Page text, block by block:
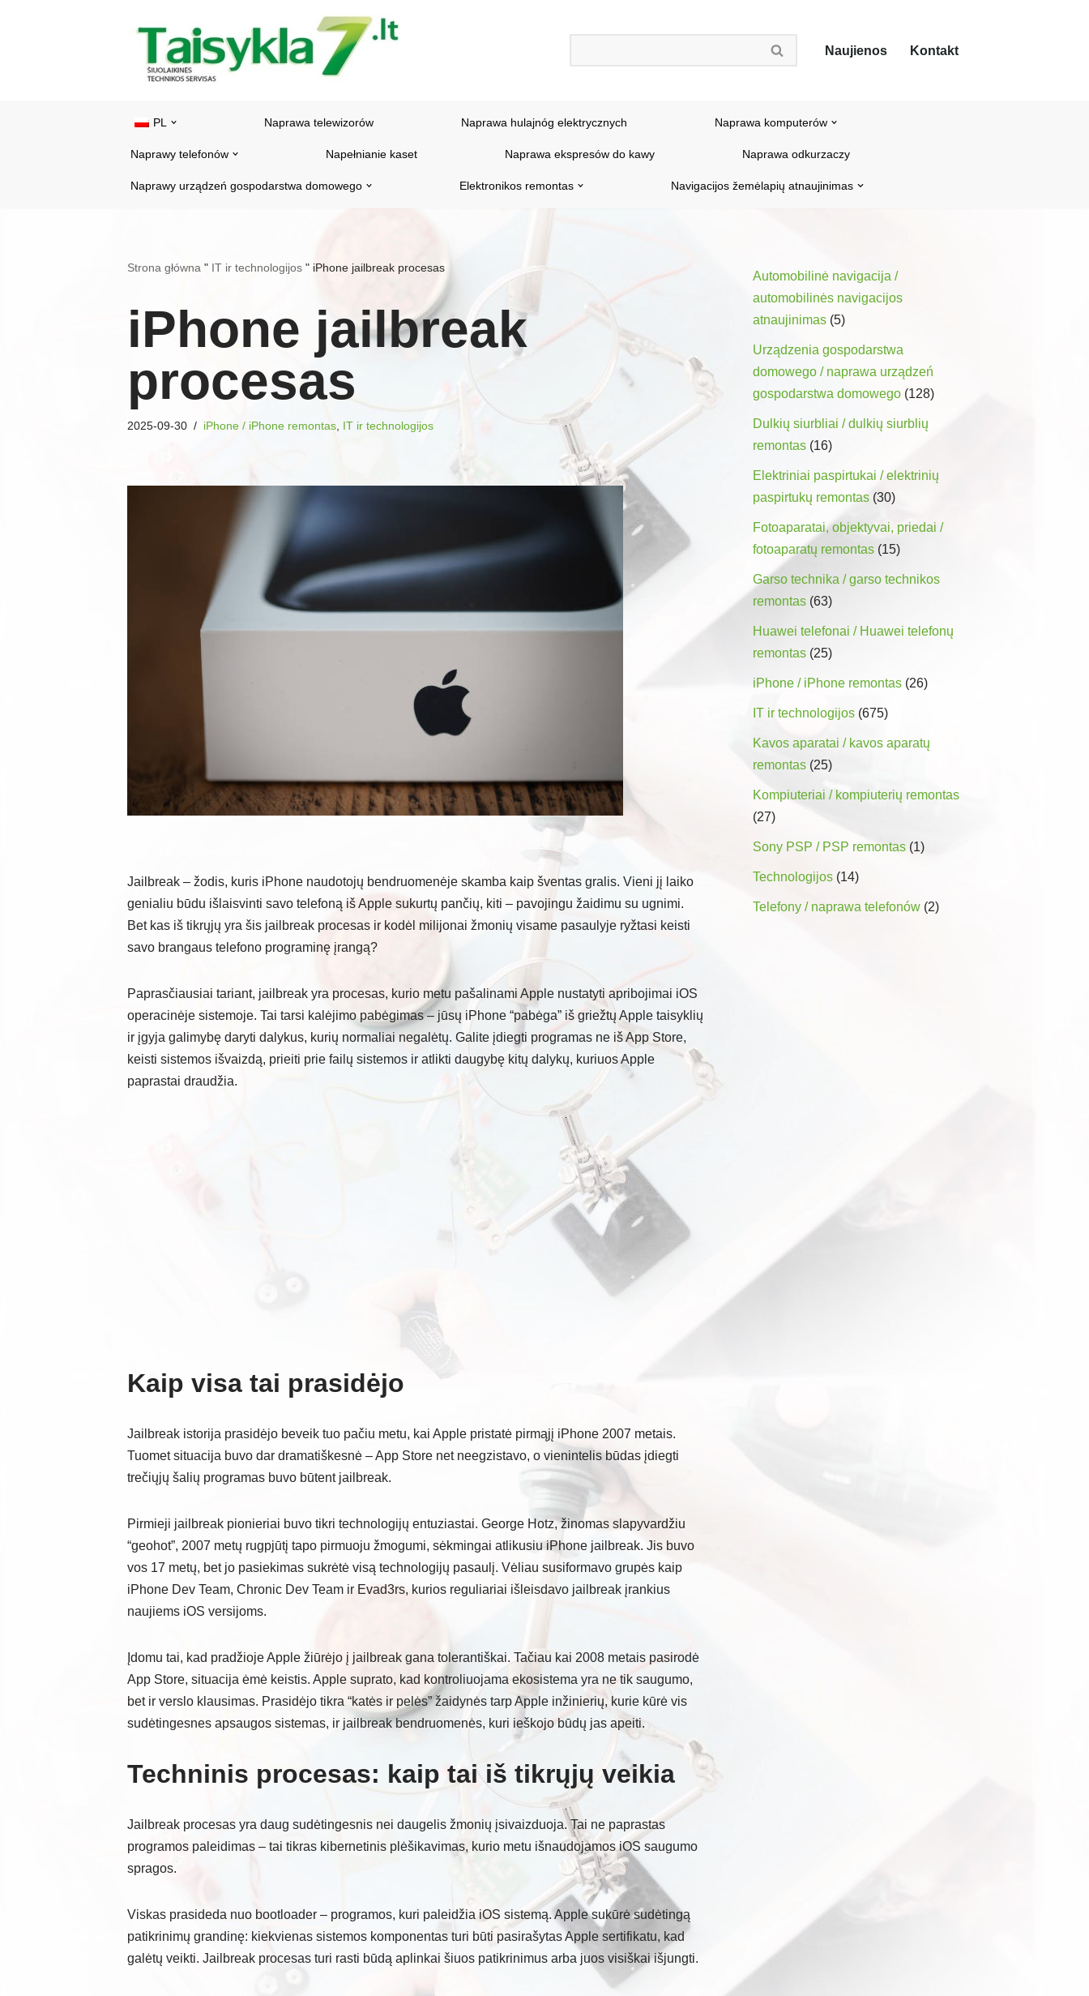
Naujienos Kontakt
PL Naprawa telewizorów Naprawa hulajnóg elektrycznych Naprawa komputerów
Naprawy telefonów Napełnianie kaset Naprawa ekspresów do kawy Naprawa odkurzaczy
Naprawy urządzeń gospodarstwa domowego Elektronikos remontas Navigacijos žemėlapių atnaujinimas
Strona główna " IT ir technologijos " iPhone jailbreak procesas
iPhone jailbreak
procesas
2025-09-30 iPhone / iPhone remontas IT ir technologijos
Jailbreak – žodis, kuris iPhone naudotojų bendruomenėje skamba kaip šventas gralis. Vieni jį laiko
genialiu būdu išlaisvinti savo telefoną iš Apple sukurtų pančių, kiti – pavojingu žaidimu su ugnimi.
Bet kas iš tikrųjų yra šis jailbreak procesas ir kodėl milijonai žmonių visame pasaulyje ryžtasi keisti
savo brangaus telefono programinę įrangą?
Paprasčiausiai tariant, jailbreak yra procesas, kurio metu pašalinami Apple nustatyti apribojimai iOS
operacinėje sistemoje. Tai tarsi kalėjimo pabėgimas – jūsų iPhone “pabėga” iš griežtų Apple taisyklių
ir įgyja galimybę daryti dalykus, kurių normaliai negalėtų. Galite įdiegti programas ne iš App Store,
keisti sistemos išvaizdą, prieiti prie failų sistemos ir atlikti daugybę kitų dalykų, kuriuos Apple
paprastai draudžia.
Kaip visa tai prasidėjo
Jailbreak istorija prasidėjo beveik tuo pačiu metu, kai Apple pristatė pirmąjį iPhone 2007 metais.
Tuomet situacija buvo dar dramatiškesnė – App Store net neegzistavo, o vienintelis būdas įdiegti
trečiųjų šalių programas buvo būtent jailbreak.
Pirmieji jailbreak pionieriai buvo tikri technologijų entuziastai. George Hotz, žinomas slapyvardžiu
“geohot”, 2007 metų rugpjūtį tapo pirmuoju žmogumi, sėkmingai atlikusiu iPhone jailbreak. Jis buvo
vos 17 metų, bet jo pasiekimas sukrėtė visą technologijų pasaulį. Vėliau susiformavo grupės kaip
iPhone Dev Team, Chronic Dev Team ir Evad3rs, kurios reguliariai išleisdavo jailbreak įrankius
naujiems iOS versijoms.
Įdomu tai, kad pradžioje Apple žiūrėjo į jailbreak gana tolerantiškai. Tačiau kai 2008 metais pasirodė
App Store, situacija ėmė keistis. Apple suprato, kad kontroliuojama ekosistema yra ne tik saugumo,
bet ir verslo klausimas. Prasidėjo tikra “katės ir pelės” žaidynės tarp Apple inžinierių, kurie kūrė vis
sudėtingesnes apsaugos sistemas, ir jailbreak bendruomenės, kuri ieškojo būdų jas apeiti.
Techninis procesas: kaip tai iš tikrųjų veikia
Jailbreak procesas yra daug sudėtingesnis nei daugelis žmonių įsivaizduoja. Tai ne paprastas
programos paleidimas – tai tikras kibernetinis plėšikavimas, kurio metu išnaudojamos iOS saugumo
spragos.
Viskas prasideda nuo bootloader – programos, kuri paleidžia iOS sistemą. Apple sukūrė sudėtingą
patikrinimų grandinę: kiekvienas sistemos komponentas turi būti pasirašytas Apple sertifikatu, kad
galėtų veikti. Jailbreak procesas turi rasti būdą aplinkai šiuos patikrinimus arba juos visiškai išjungti.
Automobilinė navigacija /
automobilinės navigacijos
atnaujinimas (5)
Urządzenia gospodarstwa
domowego / naprawa urządzeń
gospodarstwa domowego (128)
Dulkių siurbliai / dulkių siurblių
remontas (16)
Elektriniai paspirtukai / elektrinių
paspirtukų remontas (30)
Fotoaparatai, objektyvai, priedai /
fotoaparatų remontas (15)
Garso technika / garso technikos
remontas (63)
Huawei telefonai / Huawei telefonų
remontas (25)
iPhone / iPhone remontas (26)
IT ir technologijos (675)
Kavos aparatai / kavos aparatų
remontas (25)
Kompiuteriai / kompiuterių remontas
(27)
Sony PSP / PSP remontas (1)
Technologijos (14)
Telefony / naprawa telefonów (2)